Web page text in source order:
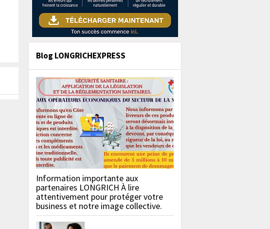
Blog LONGRICHEXPRESS
Information importante aux
partenaires LONGRICH À lire
attentivement pour protéger votre
business et notre image collective.